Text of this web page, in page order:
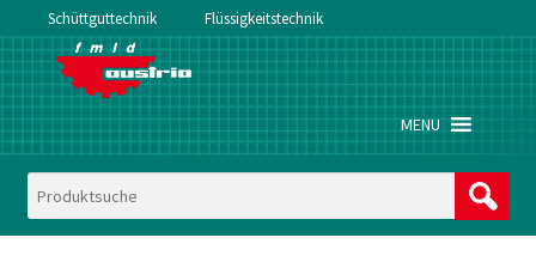
Schüttguttechnik Flüssigkeitstechnik
Zur
Navigation
springen
Zum
Inhalt
springen
MENU